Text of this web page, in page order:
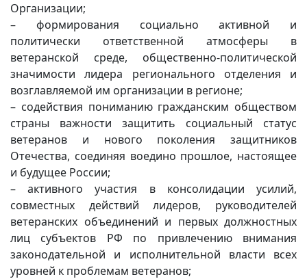
Организации;
– формирования социально активной и
политически ответственной атмосферы в
ветеранской среде, общественно-политической
значимости лидера регионального отделения и
возглавляемой им организации в регионе;
– содействия пониманию гражданским обществом
страны важности защитить социальный статус
ветеранов и нового поколения защитников
Отечества, соединяя воедино прошлое, настоящее
и будущее России;
– активного участия в консолидации усилий,
совместных действий лидеров, руководителей
ветеранских объединений и первых должностных
лиц субъектов РФ по привлечению внимания
законодательной и исполнительной власти всех
уровней к проблемам ветеранов;